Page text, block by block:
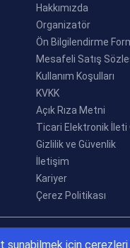
Hakkımızda
Organizatör
Ön Bilgilendirme
Mesafeli Satış
Kullanım Koşulları
KVKK
Açık Rıza Metni
Ticari Elektronik İleti
Gizlilik ve Güvenlik
İletişim
Kariyer
Çerez Politikası
sunabilmek için çerezleri